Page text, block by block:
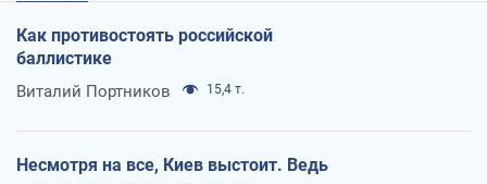
Как противостоять российской
баллистике
Виталий Портников 15,4 т.
Несмотря на все, Киев выстоит. Ведь